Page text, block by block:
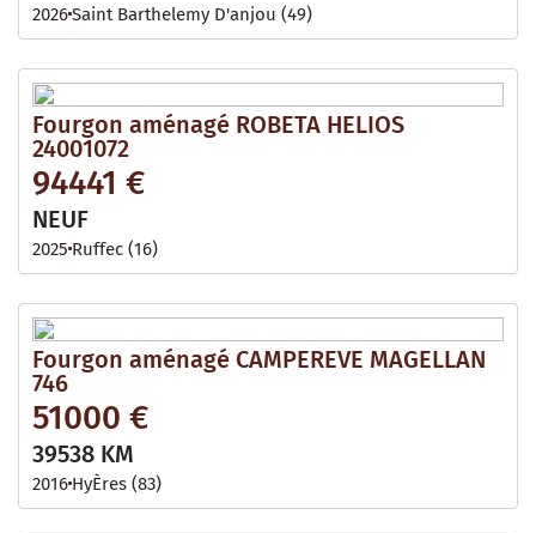
2026Saint Barthelemy D'anjou (49)
Fourgon aménagé ROBETA HELIOS
24001072
94441 €
NEUF
2025 Ruffec (16)
Fourgon aménagé CAMPEREVE MAGELLAN
746
51000 €
39538 KM
2016 HyÈres (83)